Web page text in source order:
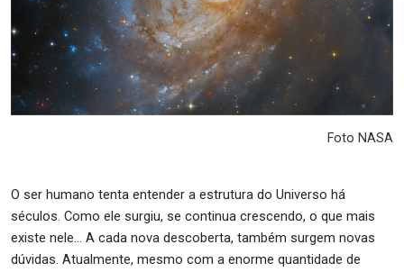
Foto NASA
O ser humano tenta entender a estrutura do Universo há
séculos. Como ele surgiu, se continua crescendo, o que mais
existe nele… A cada nova descoberta, também surgem novas
dúvidas. Atualmente, mesmo com a enorme quantidade de